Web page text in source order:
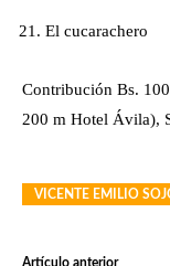
El cucarachero
Contribución Bs.
200 m Hotel Ávila),
VICENTE EMILIO
Artículo anterior